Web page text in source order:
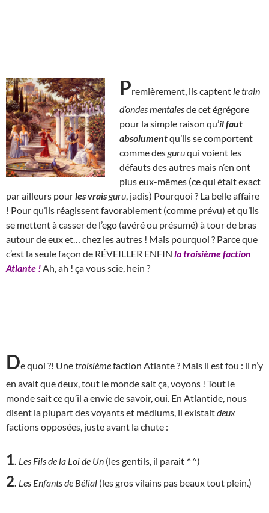
Premièrement, ils captent le train
d’ondes mentalesde cet égrégore
pour la simple raison qu’il faut
absolumentqu’ils se comportent
comme des guruqui voient les
défauts des autres mais n’en ont
plus eux-mêmes (ce qui était exact
par ailleurs pourlesvrais guru , jadis) Pourquoi ? La belle affaire
! Pour qu’ils réagissent favorablement (comme prévu) et qu’ils
se mettent à casser de l’ego (avéré ou présumé) à tour de bras
autour de eux et… chez les autres ! Mais pourquoi ? Parce que
c’est la seule façon de RÉVEILLER ENFIN la troisième faction
Atlante ! Ah, ah ! ça vous scie, hein ?
De quoi ?! Unetroisièmefaction Atlante ? Mais il est fou : il n’y
en avait que deux, tout le monde sait ça, voyons ! Tout le
monde sait ce qu’il a envie de savoir, oui. En Atlantide, nous
disent la plupart des voyants et médiums, il existaitdeux
factions opposées, juste avant la chute :
1 Les Fils de la Loi de Un (les gentils, il parait ^^)
2 Les Enfants de Bélial (les gros vilains pas beaux tout plein.)